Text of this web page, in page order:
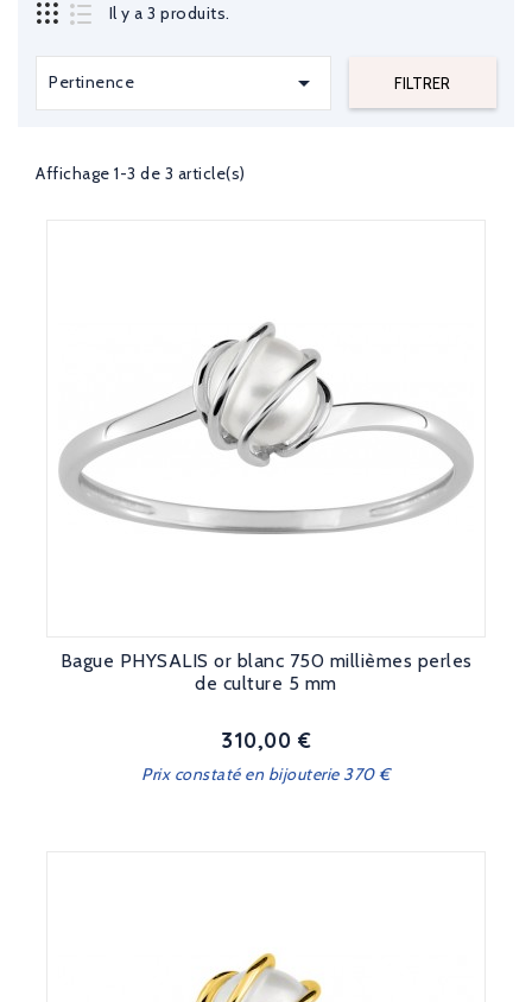
Il y a 3 produits.
Pertinence  FILTRER
Affichage 1-3 de 3 article(s)
Bague PHYSALIS or blanc 750 millièmes perles
de culture 5 mm
Prix
310,00 €
Prix constaté en bijouterie 370 €